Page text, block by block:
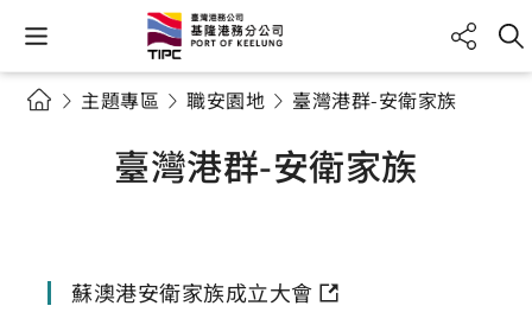
主題專區 職安園地 臺灣港群-安衛家族
臺灣港群-安衛家族
蘇澳港安衛家族成立大會